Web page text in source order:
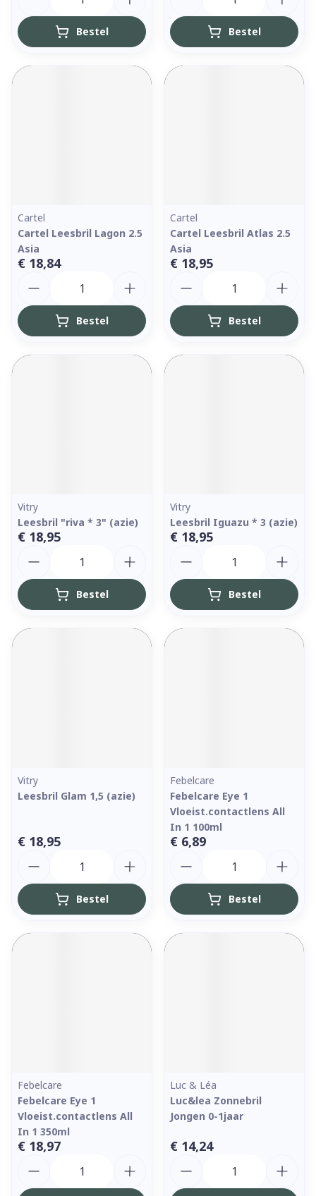
Bestel Bestel
Cartel
Cartel Leesbril Lagon 2.5
Asia
€ 18,84
Bestel
Cartel
Cartel Leesbril Atlas 2.5
Asia
€ 18,95
Bestel
Vitry
Leesbril "riva * 3" (azie)
€ 18,95
Bestel
Vitry
Leesbril Iguazu * 3 (azie)
€ 18,95
Bestel
Vitry
Leesbril Glam 1,5 (azie)
€ 18,95
Bestel
Febelcare
Febelcare Eye 1
Vloeist.contactlens All
In 1 100ml
€ 6,89
Bestel
Febelcare
Febelcare Eye 1
Vloeist.contactlens All
In 1 350ml
€ 18,97
Luc & Léa
Luc&lea Zonnebril
Jongen 0-1jaar
€ 14,24